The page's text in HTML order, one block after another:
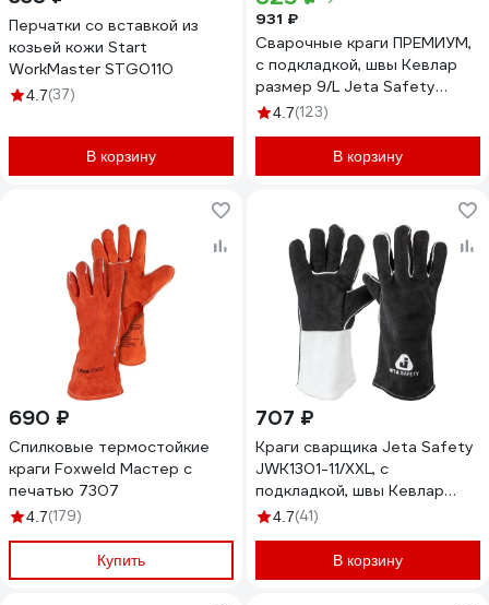
Перчатки со вставкой из
козьей кожи Start
WorkMaster STG0110
4.7(37)
В корзину
931 ₽
Сварочные краги ПРЕМИУМ,
с подкладкой, швы Кевлар
размер 9/L Jeta Safety
JWK-502-L
4.7(123)
В корзину
690 ₽
Спилковые термостойкие
краги Foxweld Мастер с
печатью 7307
4.7(179)
Купить
707 ₽
Краги сварщика Jeta Safety
JWK1301-11/XXL, с
подкладкой, швы Кевлар
JWK1301-XXL
4.7(41)
В корзину